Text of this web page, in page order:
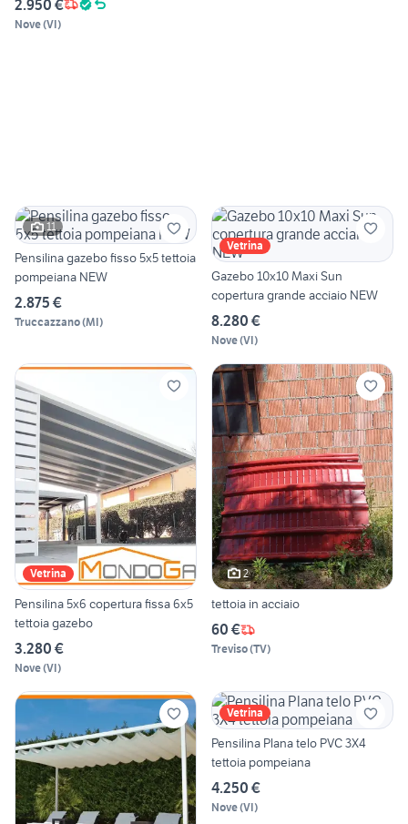
2.950 €
Nove(VI)
11
Pensilina gazebo fisso 5x5 tettoia
pompeiana NEW
2.875 €
Truccazzano(MI)
Vetrina
Gazebo 10x10 Maxi Sun
copertura grande acciaio NEW
8.280 €
Nove(VI)
Vetrina
Pensilina 5x6 copertura fissa 6x5
tettoia gazebo
3.280 €
Nove(VI)
2
tettoia in acciaio
60 €
Treviso(TV)
Vetrina
Pensilina Plana telo PVC 3X4
tettoia pompeiana
4.250 €
Nove(VI)